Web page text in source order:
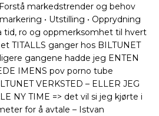
markedstrender og behov
• Utstilling • Opprydning
tid, ro og oppmerksomhet til hvert
TITALLS ganger hos BILTUNET
gangene hadde jeg ENTEN
IMENS pov porno tube
VERKSTED – ELLER JEG
NY TIME => det vil si jeg kjørte i
for å avtale – Istvan